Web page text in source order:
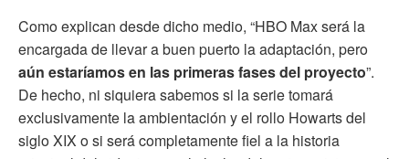
Como explican desde dicho medio, “HBO Max será la
encargada de llevar a buen puerto la adaptación, pero
aún estaríamos en las primeras fases del proyecto”.
De hecho, ni siquiera sabemos si la serie tomará
exclusivamente la ambientación y el rollo Howarts del
siglo XIX o si será completamente fiel a la historia